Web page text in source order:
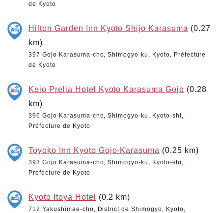
de Kyoto
Hilton Garden Inn Kyoto Shijo Karasuma (0.27
km)
397 Gojo Karasuma-cho, Shimogyo-ku, Kyoto, Préfecture
de Kyoto
Keio Prelia Hotel Kyoto Karasuma Gojo (0.28
km)
396 Gojo Karasuma-cho, Shimogyo-ku, Kyoto-shi,
Préfecture de Kyoto
Toyoko Inn Kyoto Gojo-Karasuma (0.25 km)
393 Gojo Karasuma-cho, Shimogyo-ku, Kyoto-shi,
Préfecture de Kyoto
Kyoto Itoya Hotel (0.2 km)
712 Yakushimae-cho, District de Shimogyo, Kyoto,